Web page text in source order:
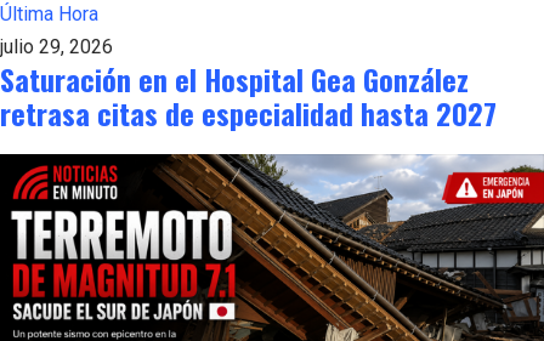
Última Hora
julio 29, 2026
Saturación en el Hospital Gea González
retrasa citas de especialidad hasta 2027